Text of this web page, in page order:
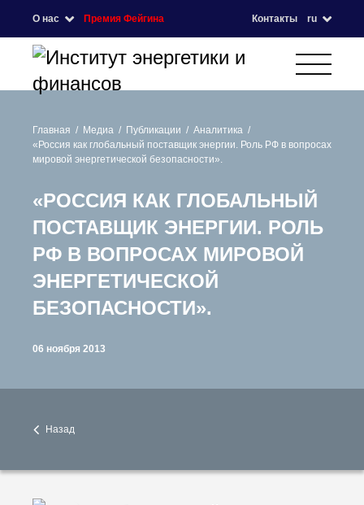
О нас Премия Фейгина Контакты ru
Главная Медиа Публикации
Аналитика
«Россия как глобальный поставщик энергии. Роль РФ в вопросах
мировой энергетической безопасности».
«РОССИЯ КАК ГЛОБАЛЬНЫЙ
ПОСТАВЩИК ЭНЕРГИИ. РОЛЬ
РФ В ВОПРОСАХ МИРОВОЙ
ЭНЕРГЕТИЧЕСКОЙ
БЕЗОПАСНОСТИ».
06 ноября 2013
Назад